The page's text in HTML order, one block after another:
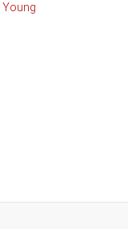
Young